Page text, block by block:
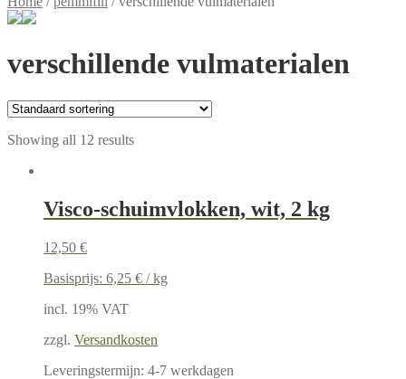
verschillende vulmaterialen
Showing all 12 results
Visco-schuimvlokken, wit, 2 kg
12,50 €
Basisprijs: 6,25 € /kg
incl. 19% VAT
zzgl. Versandkosten
Leveringstermijn: 4-7 werkdagen